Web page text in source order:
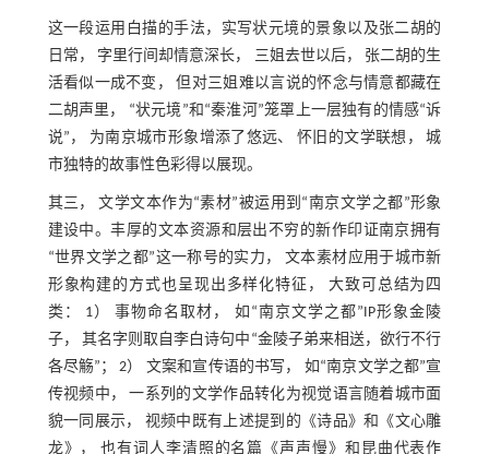
这一段运用白描的手法，实写状元境的景象以及张二胡的
日常， 字里行间却情意深长， 三姐去世以后， 张二胡的生
活看似一成不变， 但对三姐难以言说的怀念与情意都藏在
二胡声里， “状元境”和“秦淮河”笼罩上一层独有的情感“诉
说”， 为南京城市形象增添了悠远、 怀旧的文学联想， 城
市独特的故事性色彩得以展现。
其三， 文学文本作为“素材”被运用到“南京文学之都”形象
建设中。丰厚的文本资源和层出不穷的新作印证南京拥有
“世界文学之都”这一称号的实力， 文本素材应用于城市新
形象构建的方式也呈现出多样化特征， 大致可总结为四
类： 1） 事物命名取材， 如“南京文学之都”IP形象金陵
子， 其名字则取自李白诗句中“金陵子弟来相送，欲行不行
各尽觞”； 2） 文案和宣传语的书写， 如“南京文学之都”宣
传视频中， 一系列的文学作品转化为视觉语言随着城市面
貌一同展示， 视频中既有上述提到的《诗品》和《文心雕
龙》， 也有词人李清照的名篇《声声慢》和昆曲代表作